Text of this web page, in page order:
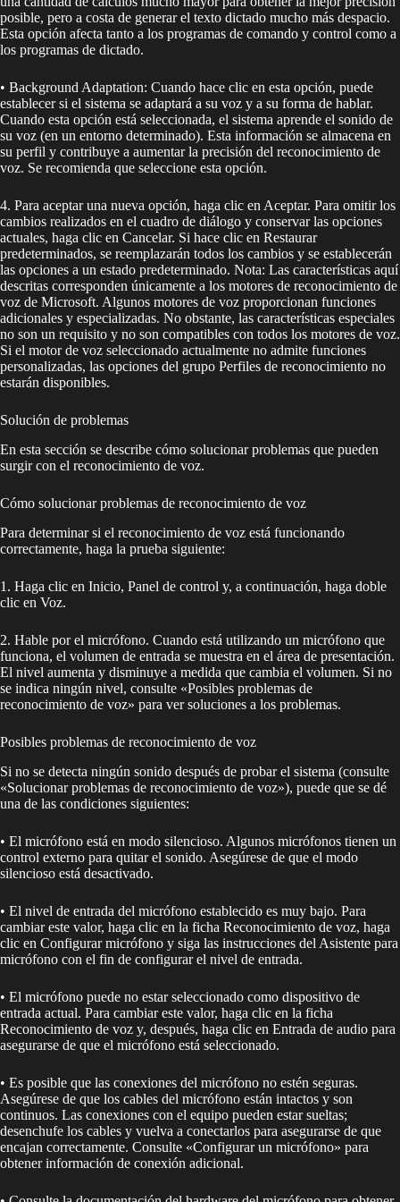
posible, pero a costa de generar el texto dictado mucho más despacio.
Esta opción afecta tanto a los programas de comando y control como a
los programas de dictado.
• Background Adaptation: Cuando hace clic en esta opción, puede
establecer si el sistema se adaptará a su voz y a su forma de hablar.
Cuando esta opción está seleccionada, el sistema aprende el sonido de
su voz (en un entorno determinado). Esta información se almacena en
su perfil y contribuye a aumentar la precisión del reconocimiento de
voz. Se recomienda que seleccione esta opción.
4. Para aceptar una nueva opción, haga clic en Aceptar. Para omitir los
cambios realizados en el cuadro de diálogo y conservar las opciones
actuales, haga clic en Cancelar. Si hace clic en Restaurar
predeterminados, se reemplazarán todos los cambios y se establecerán
las opciones a un estado predeterminado. Nota: Las características aquí
descritas corresponden únicamente a los motores de reconocimiento de
voz de Microsoft. Algunos motores de voz proporcionan funciones
adicionales y especializadas. No obstante, las características especiales
no son un requisito y no son compatibles con todos los motores de voz.
Si el motor de voz seleccionado actualmente no admite funciones
personalizadas, las opciones del grupo Perfiles de reconocimiento no
estarán disponibles.
Solución de problemas
En esta sección se describe cómo solucionar problemas que pueden
surgir con el reconocimiento de voz.
Cómo solucionar problemas de reconocimiento de voz
Para determinar si el reconocimiento de voz está funcionando
correctamente, haga la prueba siguiente:
1. Haga clic en Inicio, Panel de control y, a continuación, haga doble
clic en Voz.
2. Hable por el micrófono. Cuando está utilizando un micrófono que
funciona, el volumen de entrada se muestra en el área de presentación.
El nivel aumenta y disminuye a medida que cambia el volumen. Si no
se indica ningún nivel, consulte «Posibles problemas de
reconocimiento de voz» para ver soluciones a los problemas.
Posibles problemas de reconocimiento de voz
Si no se detecta ningún sonido después de probar el sistema (consulte
«Solucionar problemas de reconocimiento de voz»), puede que se dé
una de las condiciones siguientes:
• El micrófono está en modo silencioso. Algunos micrófonos tienen un
control externo para quitar el sonido. Asegúrese de que el modo
silencioso está desactivado.
• El nivel de entrada del micrófono establecido es muy bajo. Para
cambiar este valor, haga clic en la ficha Reconocimiento de voz, haga
clic en Configurar micrófono y siga las instrucciones del Asistente para
micrófono con el fin de configurar el nivel de entrada.
• El micrófono puede no estar seleccionado como dispositivo de
entrada actual. Para cambiar este valor, haga clic en la ficha
Reconocimiento de voz y, después, haga clic en Entrada de audio para
asegurarse de que el micrófono está seleccionado.
• Es posible que las conexiones del micrófono no estén seguras.
Asegúrese de que los cables del micrófono están intactos y son
continuos. Las conexiones con el equipo pueden estar sueltas;
desenchufe los cables y vuelva a conectarlos para asegurarse de que
encajan correctamente. Consulte «Configurar un micrófono» para
obtener información de conexión adicional.